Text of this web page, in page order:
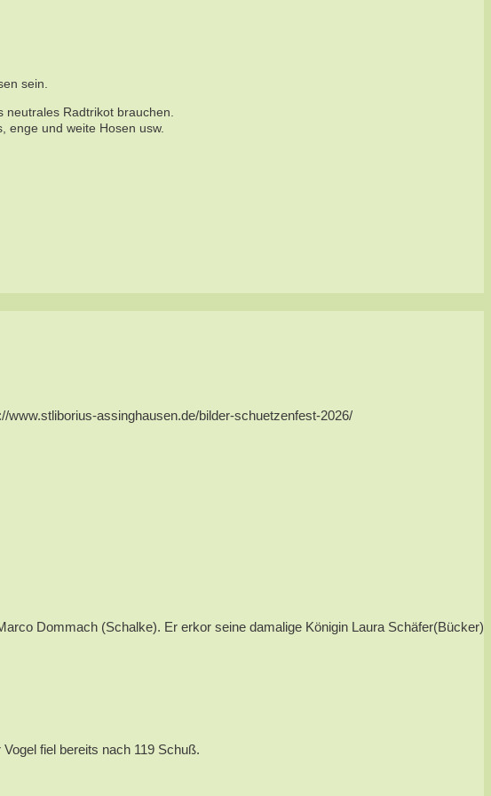
sein.
Radtrikot brauchen.
enge und weite Hosen usw.
assinghausen.de/bilder-schuetzenfest-2026/
Dommach (Schalke). Er erkor seine damalige Königin Laura Schäfer(Bücker)
fiel bereits nach 119 Schuß.